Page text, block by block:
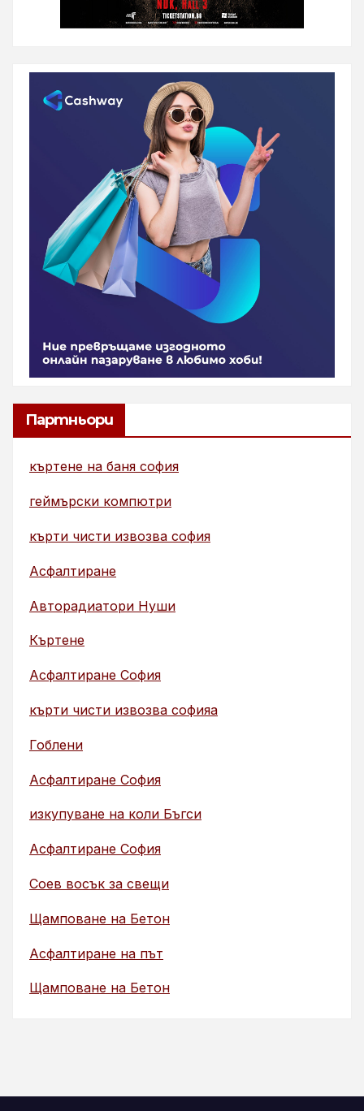
Партньори
къртене на баня софия
геймърски компютри
кърти чисти извозва софия
Асфалтиране
Авторадиатори Нуши
Къртене
Асфалтиране София
кърти чисти извозва софияа
Гоблени
Асфалтиране София
изкупуване на коли Бъгси
Асфалтиране София
Соев восък за свещи
Щамповане на Бетон
Асфалтиране на път
Щамповане на Бетон